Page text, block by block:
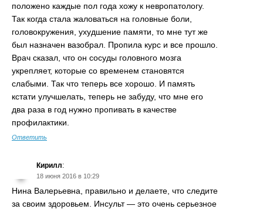
положено каждые пол года хожу к невропатологу.
Так когда стала жаловаться на головные боли,
головокружения, ухудшение памяти, то мне тут же
был назначен вазобрал. Пропила курс и все прошло.
Врач сказал, что он сосуды головного мозга
укрепляет, которые со временем становятся
слабыми. Так что теперь все хорошо. И память
кстати улучшелать, теперь не забуду, что мне его
два раза в год нужно пропивать в качестве
профилактики.
Ответить
Кирилл:
18 июня 2016 в 10:29
Нина Валерьевна, правильно и делаете, что следите
за своим здоровьем. Инсульт — это очень серьезное